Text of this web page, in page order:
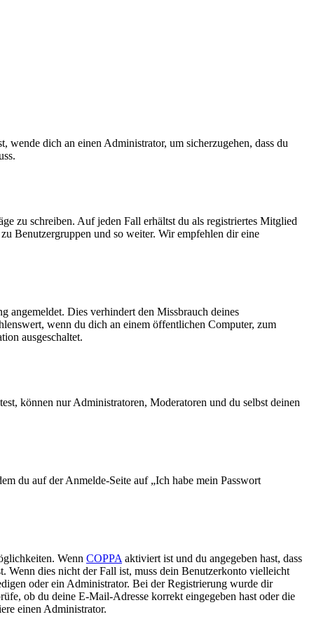
dich an einen Administrator, um sicherzugehen, dass du
zu schreiben. Auf jeden Fall erhältst du als registriertes Mitglied
Benutzergruppen und so weiter. Wir empfehlen dir eine
angemeldet. Dies verhindert den Missbrauch deines
wenn du dich an einem öffentlichen Computer, zum
ausgeschaltet.
können nur Administratoren, Moderatoren und du selbst deinen
du auf der Anmelde-Seite auf „Ich habe mein Passwort
Wenn COPPA aktiviert ist und du angegeben hast, dass
Wenn dies nicht der Fall ist, muss dein Benutzerkonto vielleicht
oder ein Administrator. Bei der Registrierung wurde dir
ob du deine E-Mail-Adresse korrekt eingegeben hast oder die
einen Administrator.